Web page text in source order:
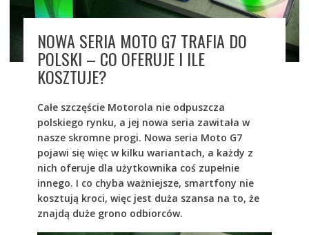
NOWA SERIA MOTO G7 TRAFIA DO
POLSKI – CO OFERUJE I ILE
KOSZTUJE?
Całe szczęście Motorola nie odpuszcza
polskiego rynku, a jej nowa seria zawitała w
nasze skromne progi. Nowa seria Moto G7
pojawi się więc w kilku wariantach, a każdy z
nich oferuje dla użytkownika coś zupełnie
innego. I co chyba ważniejsze, smartfony nie
kosztują kroci, więc jest duża szansa na to, że
znajdą duże grono odbiorców.